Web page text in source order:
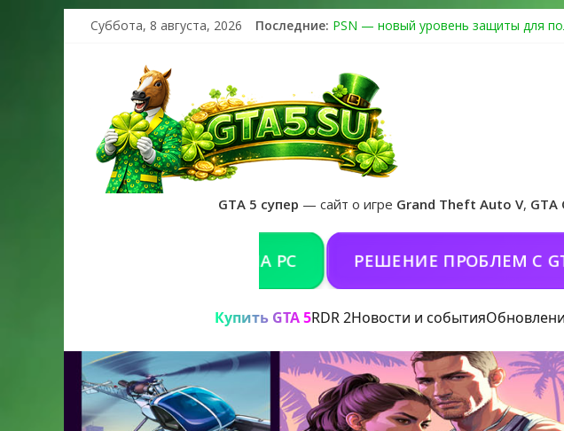
Суббота, 8 августа, 2026 Последние: PSN — новый уровень защиты для
Получайте особые награды в GTA
GTA 6 официальная обложка игры и
GTA 5 супер — сайт о игре Grand Theft Auto V, GTA
РЕШЕНИЕ ПРОБЛЕМ С GTA В
Купить GTA 5RDR 2Новости и события